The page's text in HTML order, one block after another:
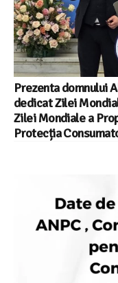
Prezenta domnului
dedicat Zilei
Zilei Mondiale a
Protecția